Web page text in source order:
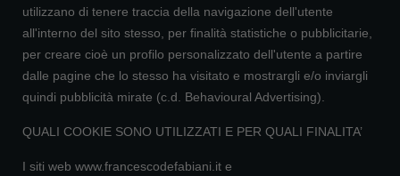
utilizzano di tenere traccia della navigazione dell'utente
all'interno del sito stesso, per finalità statistiche o pubblicitarie,
per creare cioè un profilo personalizzato dell'utente a partire
dalle pagine che lo stesso ha visitato e mostrargli e/o inviargli
quindi pubblicità mirate (c.d. Behavioural Advertising).
QUALI COOKIE SONO UTILIZZATI E PER QUALI FINALITA’
I siti web www.francescodefabiani.it e